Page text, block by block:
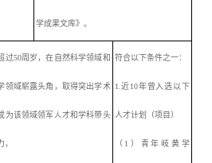
学成果文库》。
过50周岁，在自然科学领域和
领域崭露头角，取得突出学术
为该领域领军人才和学科带头
符合以下条件之一：
1.近10年曾入选以下
人才计划（项目）
（ 1）青年岐黄学